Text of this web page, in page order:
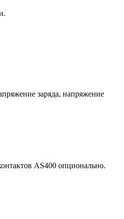
заряда, напряжение
AS400 опционально.